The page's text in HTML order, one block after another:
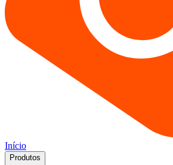
Início
Produtos